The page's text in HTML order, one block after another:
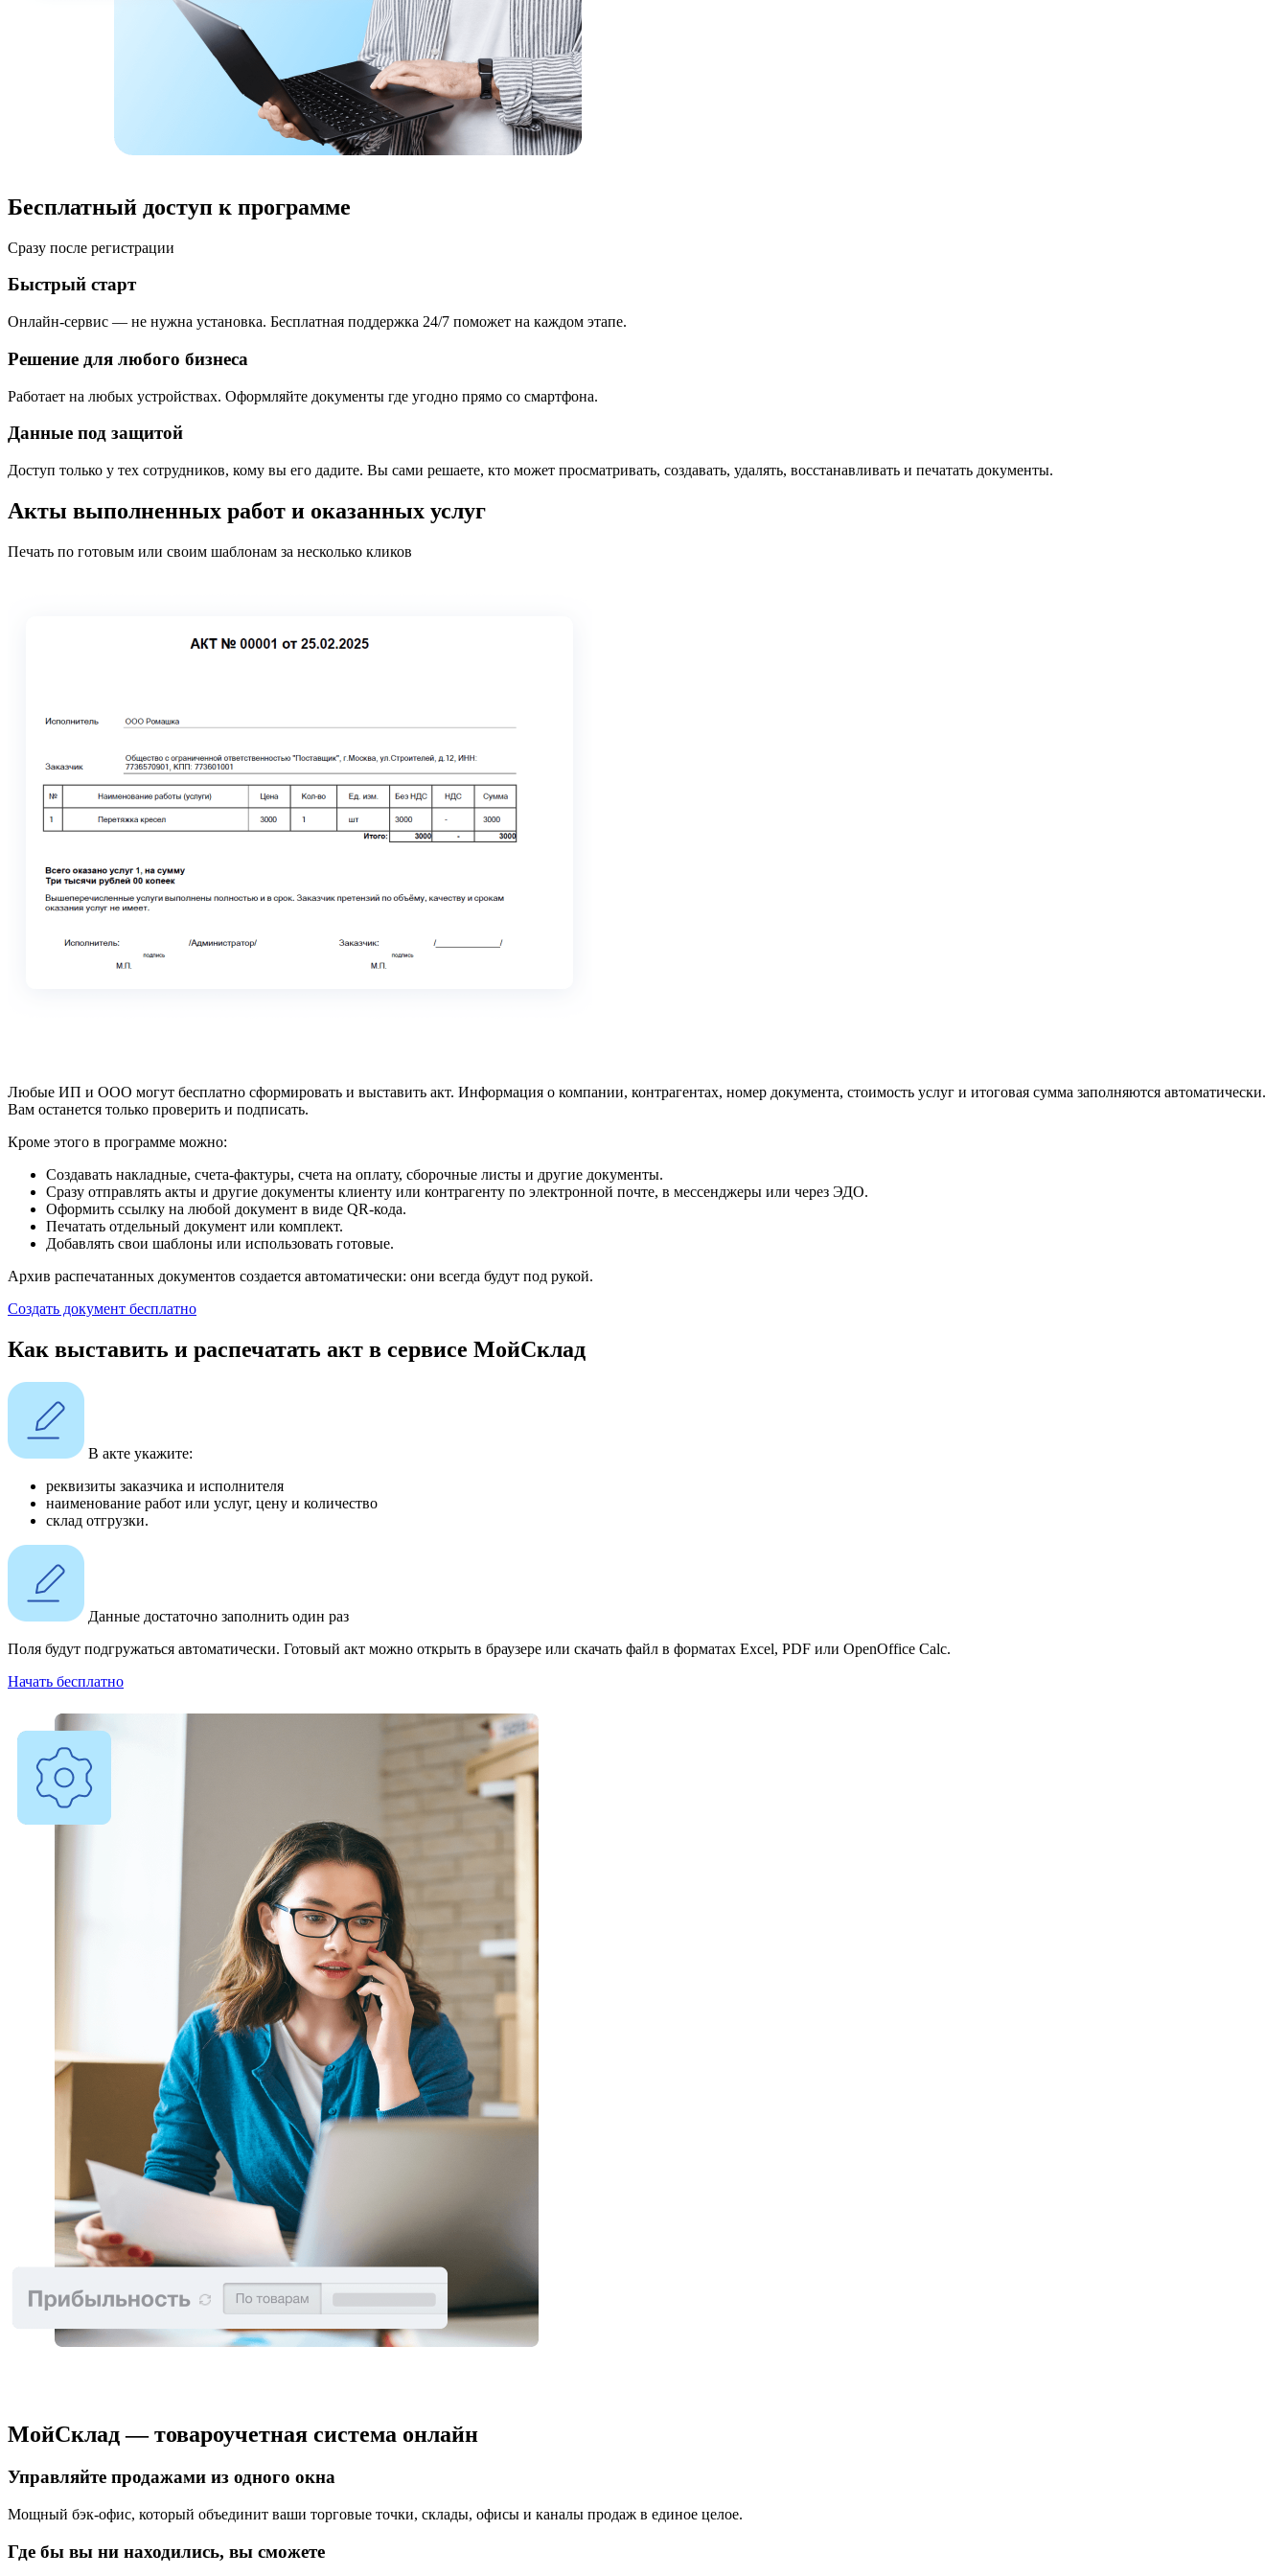
Бесплатный доступ к программе
Сразу после регистрации
Быстрый старт
Онлайн-сервис — не нужна установка. Бесплатная поддержка 24/7 поможет на каждом этапе.
Решение для любого бизнеса
Работает на любых устройствах. Оформляйте документы где угодно прямо со смартфона.
Данные под защитой
Доступ только у тех сотрудников, кому вы его дадите. Вы сами решаете, кто может просматривать, создавать, удалять, восстанавливать и печатать документы.
Акты выполненных работ и оказанных услуг
Печать по готовым или своим шаблонам за несколько кликов
Любые ИП и ООО могут бесплатно сформировать и выставить акт. Информация о компании, контрагентах, номер документа, стоимость услуг и итоговая сумма заполняются автоматически.
Вам останется только проверить и подписать.
Кроме этого в программе можно:
Создавать накладные, счета-фактуры, счета на оплату, сборочные листы и другие документы.
Сразу отправлять акты и другие документы клиенту или контрагенту по электронной почте, в мессенджеры или через ЭДО.
Оформить ссылку на любой документ в виде QR-кода.
Печатать отдельный документ или комплект.
Добавлять свои шаблоны или использовать готовые.
Архив распечатанных документов создается автоматически: они всегда будут под рукой.
Создать документ бесплатно
Как выставить и распечатать акт в сервисе МойСклад
В акте укажите:
реквизиты заказчика и исполнителя
наименование работ или услуг, цену и количество
склад отгрузки.
Данные достаточно заполнить один раз
Поля будут подгружаться автоматически. Готовый акт можно открыть в браузере или скачать файл в форматах Excel, PDF или OpenOffice Calc.
Начать бесплатно
МойСклад — товароучетная система онлайн
Управляйте продажами из одного окна
Мощный бэк-офис, который объединит ваши торговые точки, склады, офисы и каналы продаж в единое целое.
Где бы вы ни находились, вы сможете